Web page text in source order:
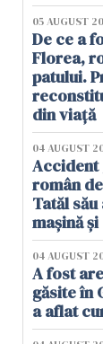
05 AUGUST
De ce a
Florea,
patului.
din viață
04 AUGUST
Accident
român
Tatăl
mașină
04 AUGUST
A fost
găsite în
a aflat